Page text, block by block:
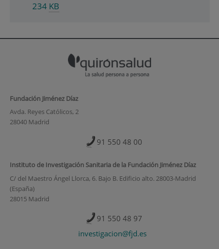
234 KB
Fundación Jiménez Díaz
Avda. Reyes Católicos, 2
28040 Madrid
91 550 48 00
Instituto de Investigación Sanitaria de la Fundación Jiménez Díaz
C/ del Maestro Ángel Llorca, 6. Bajo B. Edificio alto. 28003-Madrid
(España)
28015 Madrid
91 550 48 97
investigacion@fjd.es